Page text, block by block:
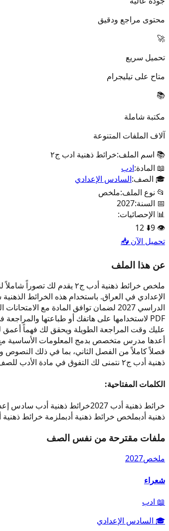
محتوى مراجع ودقيق
🚀
تحميل سريع
متاح على تيليجرام
📚
مكتبة شاملة
آلاف الملفات المتنوعة
📚 اسم الملف:خرائط ذهنية ادب ج٢
📖 المادة:ادب
🎓 الصف:السادس الإعدادي
📂 نوع الملف:ملخص
📅 السنة:2027
📊 الإحصائيات:
👁️
9
⬇️
12
تحميل الآن 📥
عن هذا الملف
الدراسي 2027 لضمان توافق المادة
أعدها مدرس متخصص بدمج المعلومات الأساسية
فصلاً كاملاً من الفصل الثاني، بما في ذلك النصوص
ذهنية أدب ج٢ نتمنى لك التفوق في مادة الأدب للصف السادس الإعدادي.
الكلمات المفتاحية:
خرائط ذهنية أدب 2027
خرائط ذهنية أدب سادس إعدادي
ذهنية أدبملخص خرائط ذهنية أدبملزمة خرائط ذهنية
ملفات مقترحة من نفس الصف
ملخص2027
شعراء
📖 ادب
🎓 السادس الإعدادي